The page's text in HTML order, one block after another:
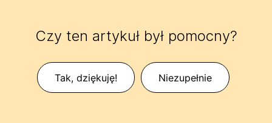
Czy ten artykuł był pomocny?
Tak, dziękuję! Niezupełnie